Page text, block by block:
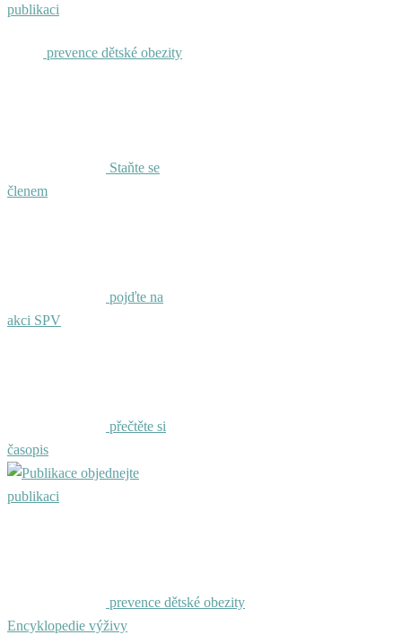
publikaci
prevence dětské obezity
Staňte se
členem
pojďte na
akci SPV
přečtěte si
časopis
objednejte
publikaci
prevence dětské obezity
Encyklopedie výživy